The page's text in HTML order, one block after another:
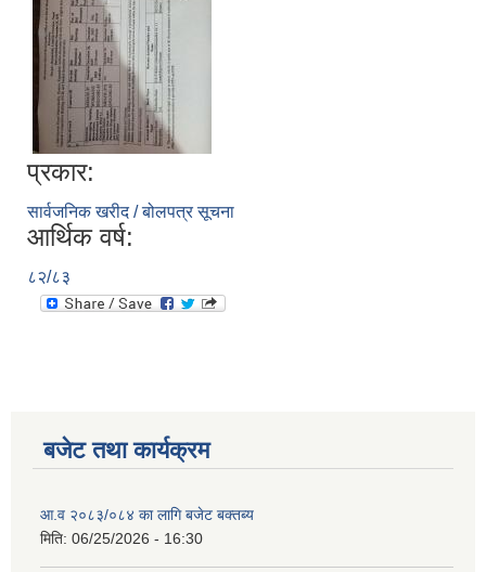
प्रकार:
सार्वजनिक खरीद / बोलपत्र सूचना
आर्थिक वर्ष:
८२/८३
बजेट तथा कार्यक्रम
आ.व २०८३/०८४ का लागि बजेट बक्तब्य
मिति: 06/25/2026 - 16:30